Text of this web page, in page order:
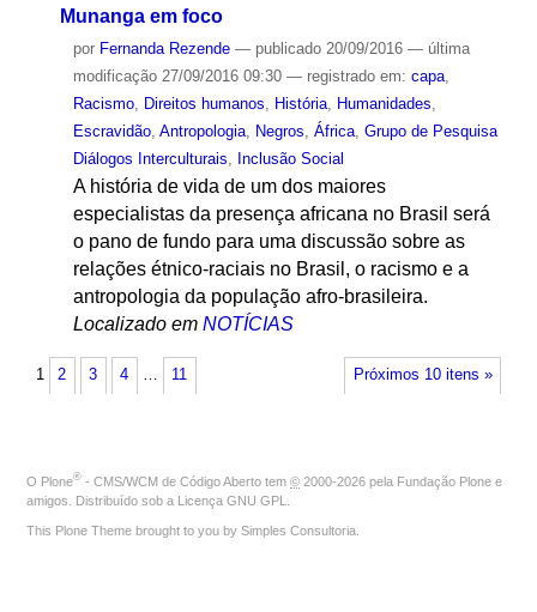
Munanga em foco
por Fernanda Rezende — publicado20/09/2016 — última
modificação27/09/2016 09:30 — registrado em: capa,
Racismo, Direitos humanos, História, Humanidades,
Escravidão, Antropologia, Negros, África, Grupo de Pesquisa
Diálogos Interculturais, Inclusão Social
A história de vida de um dos maiores
especialistas da presença africana no Brasil será
o pano de fundo para uma discussão sobre as
relações étnico-raciais no Brasil, o racismo e a
antropologia da população afro-brasileira.
Localizado em NOTÍCIAS
Próximos 10 itens »
1 2 3 4 … 11
O Plone® - CMS/WCM de Código Aberto tem © 2000-2026 pela Fundação Plone e
amigos. Distribuído sob a Licença GNU GPL
This Plone Theme brought to you by Simples Consultoria